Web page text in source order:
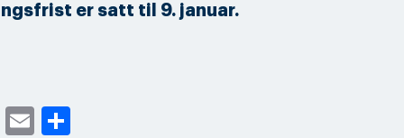
er satt til 9. januar.
Twitter
Email